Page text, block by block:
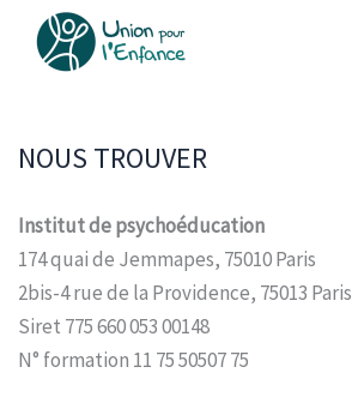
NOUS TROUVER
Institut de psychoéducation
174 quai de Jemmapes, 75010 Paris
2bis-4 rue de la Providence, 75013 Paris
Siret 775 660 053 00148
N° formation 11 75 50507 75